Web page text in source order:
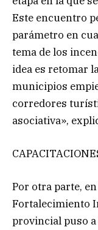
Este encuentro
parámetro en
tema de los
idea es retomar
municipios
corredores
asociativa»,
Por otra parte,
Fortalecimiento
provincial puso